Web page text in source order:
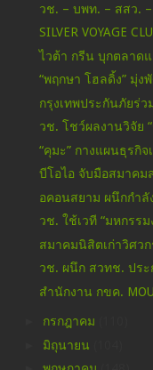
วช. – บพท. – สสว.
SILVER VOYAGE
ไวต้า กรีน บุกตลาด
“พฤกษา โฮลดิ้ง” มุ่ง
กรุงเทพประกันภัยร่
วช. โชว์ผลงานวิจัย
“คุมะ” กางแผนธุรกิ
บีโอไอ จับมือสมาคม
อคอนสยาม ผนึกกำลั
วช. ใช้เวที “มหกรร
สมาคมนิสิตเก่าวิศว
วช. ผนึก สวทช. ประ
สำนักงาน กขค.
กรกฎาคม
มิถุนายน